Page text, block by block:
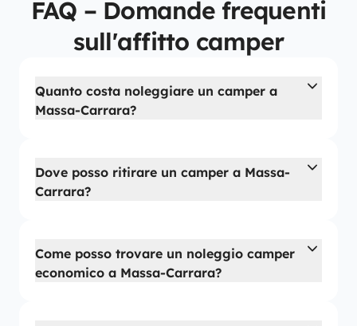
FAQ – Domande frequenti
sull'affitto camper
Quanto costa noleggiare un camper a
Massa-Carrara?
Dove posso ritirare un camper a Massa-
Carrara?
Come posso trovare un noleggio camper
economico a Massa-Carrara?